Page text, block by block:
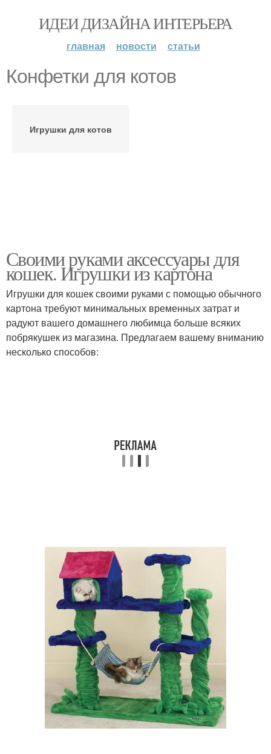
ИДЕИ ДИЗАЙНА ИНТЕРЬЕРА
главная новости статьи
Конфетки для котов
Игрушки для котов
Своими руками аксессуары для
кошек. Игрушки из картона
Игрушки для кошек своими руками с помощью обычного
картона требуют минимальных временных затрат и
радуют вашего домашнего любимца больше всяких
побрякушек из магазина. Предлагаем вашему вниманию
несколько способов: